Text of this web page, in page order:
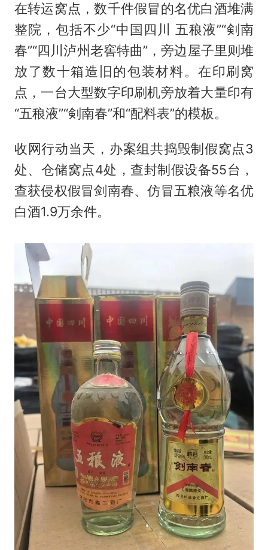
在转运窝点，数千件假冒的名优白酒堆满
整院，包括不少“中国四川 五稂液”“剣南
春”“四川泸州老窖特曲”，旁边屋子里则堆
放了数十箱造旧的包装材料。在印刷窝
点，一台大型数字印刷机旁放着大量印有
“五稂液”“剣南春”和“配料表”的模板。
收网行动当天，办案组共捣毁制假窝点3
处、仓储窝点4处，查封制假设备55台，
查获侵权假冒剑南春、仿冒五粮液等名优
白酒1.9万余件。